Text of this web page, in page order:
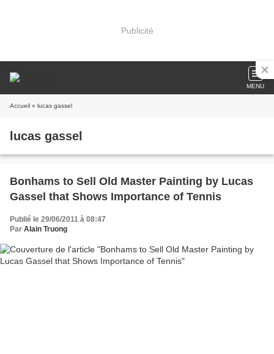
Publicité
MENU
Accueil » lucas gassel
lucas gassel
Bonhams to Sell Old Master Painting by Lucas
Gassel that Shows Importance of Tennis
Publié le 29/06/2011 à 08:47
Par Alain Truong